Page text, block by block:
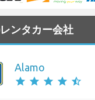
ンタカー会社
Alamo
star star star star star_half